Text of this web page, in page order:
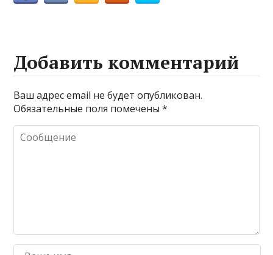
Добавить комментарий
Ваш адрес email не будет опубликован.
Обязательные поля помечены*